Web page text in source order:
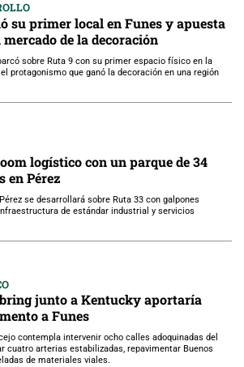
su primer local en Funes y apuesta
de la decoración
sobre Ruta 9 con su primer espacio físico en la
protagonismo que ganó la decoración en una región
logístico con un parque de 34
en Pérez
se desarrollará sobre Ruta 33 con galpones
de estándar industrial y servicios
junto a Kentucky aportaría
a Funes
contempla intervenir ocho calles adoquinadas del
cuatro arterias estabilizadas, repavimentar Buenos
de materiales viales.